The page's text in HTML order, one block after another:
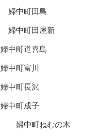
婦中町田島
婦中町田屋新
婦中町道喜島
婦中町富川
婦中町長沢
婦中町成子
婦中町ねむの木